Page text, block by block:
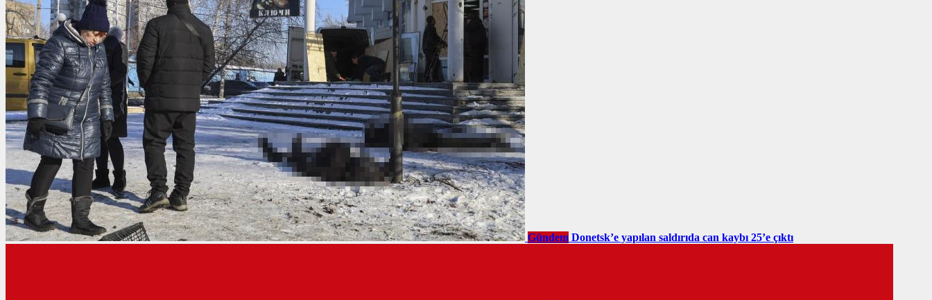
Gündem Donetsk’e yapılan saldırıda can kaybı 25’e çıktı